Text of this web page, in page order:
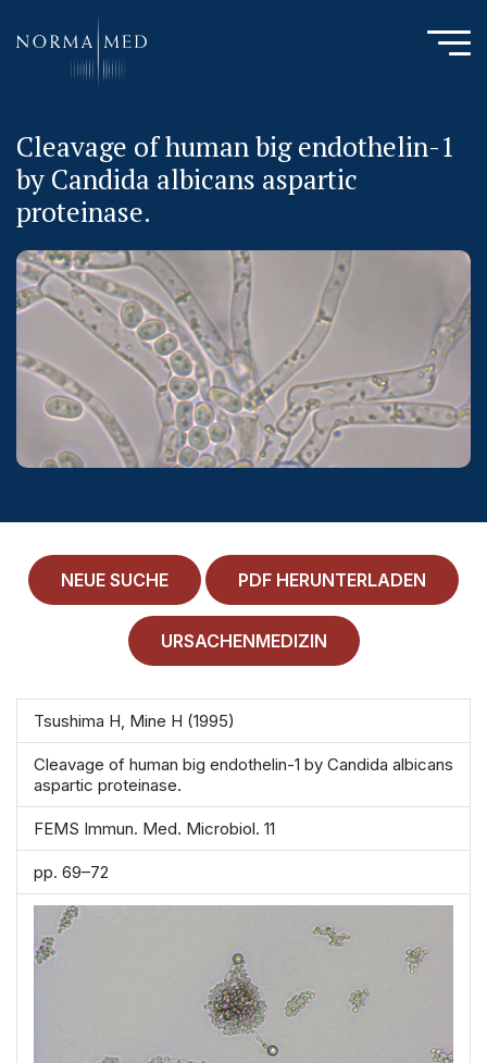
HOME
NEUES ZU SCHLAFSTÖRUNGEN
UNSERE METHODE
URSACHENMEDIZIN
UNSERE CHECK UPS
PUBLIKATIONEN
LITERATURDATENBANK MIKROBIOLOGIE
KONTAKTIEREN SIE UNS
ANAMNESE
IMPRESSUM
ALLGEMEINE GESCHÄFTSBEDINGUNGEN
NORMAMED SERVICE
Ärztehaus Mitte,In den Ministergärten 1,
10117 Berlin
49 30 212 34 36 300
service@normamed.com
Cleavage of human big endothelin-1
by Candida albicans aspartic
proteinase.
NEUE SUCHE PDF HERUNTERLADEN
URSACHENMEDIZIN
Tsushima H, Mine H (1995)
Cleavage of human big endothelin-1 by Candida albicans
aspartic proteinase.
FEMS Immun. Med. Microbiol. 11
pp. 69–72